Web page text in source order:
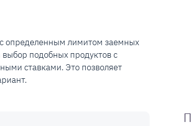
определенным лимитом заемных
подобных продуктов с
ставками. Это позволяет